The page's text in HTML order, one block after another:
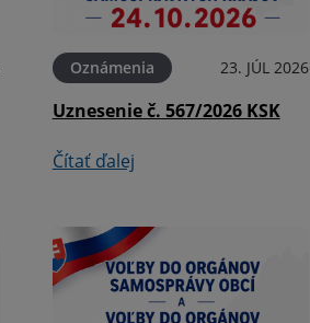
Oznámenia 23. JÚL 2026
Uznesenie č. 567/2026 KSK
Čítať ďalej